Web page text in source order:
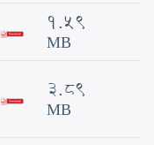
1.59
MB
3.89
MB